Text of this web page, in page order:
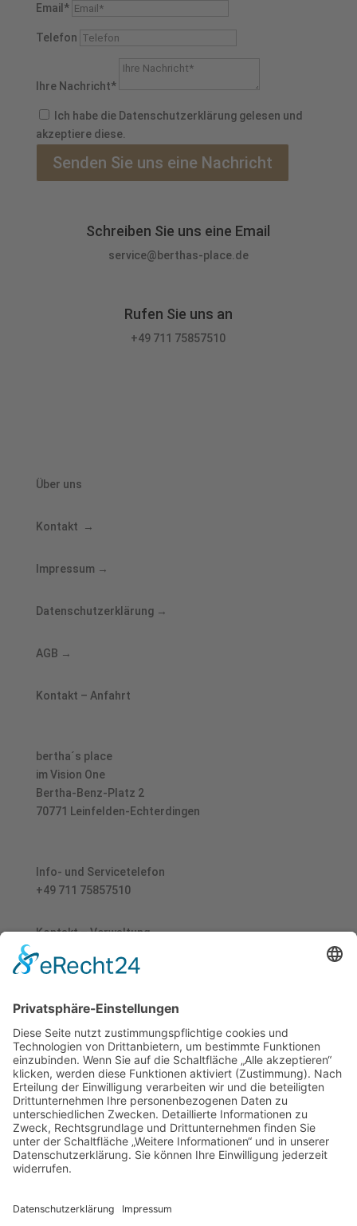
Email*
Telefon
Ihre Nachricht*
Ich habe die Datenschutzerklärung gelesen und
akzeptiere diese.
Senden Sie uns eine Nachricht
Schreiben Sie uns eine Email
service@berthas-place.de
Rufen Sie uns an
+49 711 75857510
Über uns
Kontakt →
Impressum →
Datenschutzerklärung →
AGB →
Kontakt – Anfahrt
bertha´s place
im Vision One
Bertha-Benz-Platz 2
70771 Leinfelden-Echterdingen
Info- und Servicetelefon
+49 711 75857510
Kontakt – Verwaltung
Bahnhofstraße 61
70771 Leinfelden-Echterdingen
service@berthas-place.de
Copyright © bertha´s place 2026